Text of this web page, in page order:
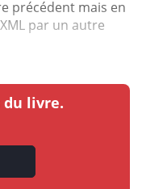
précédent mais en
par un autre
livre.